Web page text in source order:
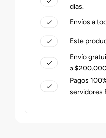
días.
Envíos a
Este
Envío
a
Pagos
servidores